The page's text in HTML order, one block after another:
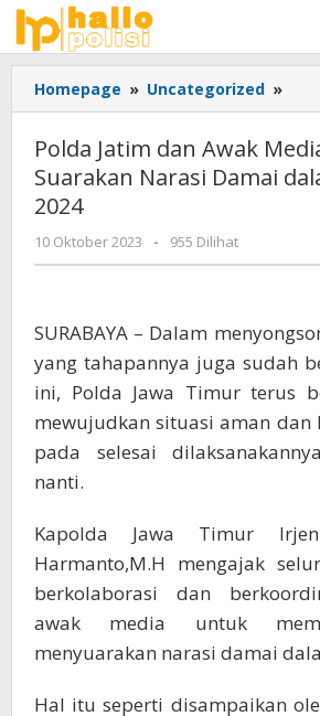
Lewati
konten
Homepage » Uncategorized »
2024
Polda Jatim dan Awak
Suarakan Narasi Damai
2024
10 Oktober 2023
oleh
Adhis
- 955 Dilihat
SURABAYA – Dalam
yang tahapannya juga sudah
ini, Polda Jawa Timur terus
mewujudkan situasi aman dan
pada selesai
nanti.
Kapolda Jawa Timur
Harmanto,M.H mengajak
berkolaborasi dan
awak media untuk
menyuarakan narasi damai
Hal itu seperti disampaikan